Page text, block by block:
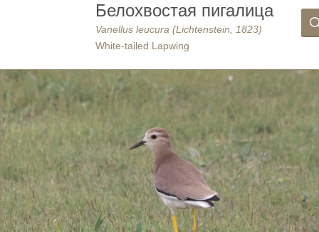
Белохвостая пигалица
Vanellus leucura (Lichtenstein, 1823)
White-tailed Lapwing